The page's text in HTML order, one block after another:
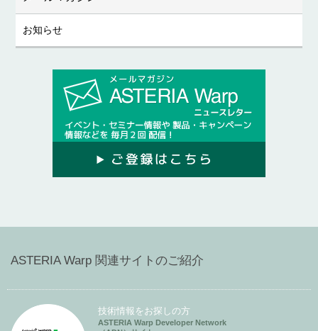
お知らせ
ASTERIA Warp 関連サイトのご紹介
技術情報をお探しの方
ASTERIA Warp Developer Network